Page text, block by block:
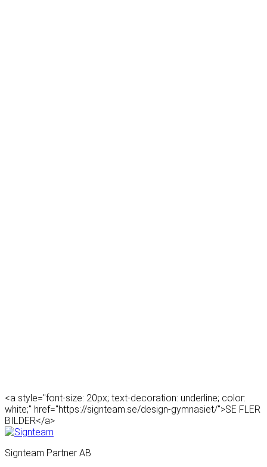
<a style="font-size: 20px; text-decoration: underline; color:
white;" href="https://signteam.se/design-gymnasiet/">SE FLER
BILDER</a>
Signteam Partner AB